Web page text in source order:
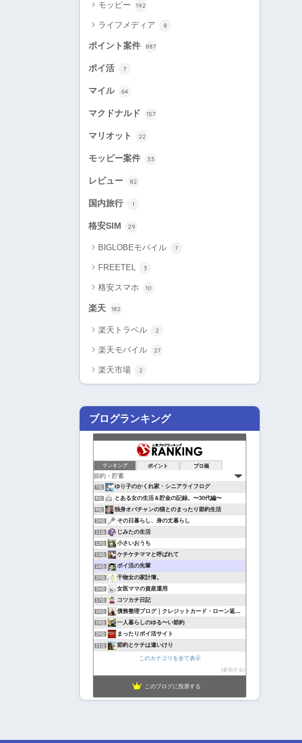
モッピー 192
ライフメディア 8
ポイント案件 887
ポイ活 7
マイル 64
マクドナルド 157
マリオット 22
モッピー案件 33
レビュー 82
国内旅行 1
格安SIM 29
BIGLOBEモバイル 7
FREETEL 3
格安スマホ 10
楽天 182
楽天トラベル 2
楽天モバイル 27
楽天市場 2
ブログランキング
ランキング ポイント ブロ画
7位 ゆり子のかくれ家・シニアライフログ
8位 とある女の生活＆貯金の記録。〜30代編〜
9位 独身オバチャンの猫とのまったり節約生活
10位 その日暮らし、身の丈暮らし
11位 じみたの生活
12位 小さいおうち
13位 ケチケチママと呼ばれて
14位 ポイ活の先輩
15位 干物女の家計簿。
16位 女医ママの資産運用
17位 コツカチ日記
18位 債務整理ブログ｜クレジットカード・ローン返済で悩んでいる方へ
19位 一人暮らしのゆる〜い節約
20位 まったりポイ活サイト
21位 節約とケチは違いけり
このカテゴリを全て表示
参加する
このブログに投票する